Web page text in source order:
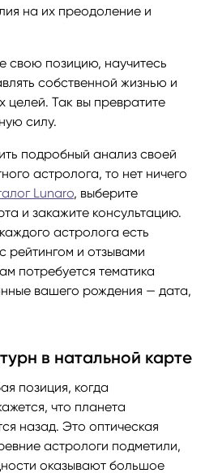
на их преодоление и
свою позицию, научитесь
собственной жизнью и
целей. Так вы превратите
силу.
подробный анализ своей
астролога, то нет ничего
Lunaro, выберите
и закажите консультацию.
астролога есть
рейтингом и отзывами
потребуется тематика
вашего рождения — дата,
в натальной карте
позиция, когда
что планета
назад. Это оптическая
астрологи подметили,
оказывают большое